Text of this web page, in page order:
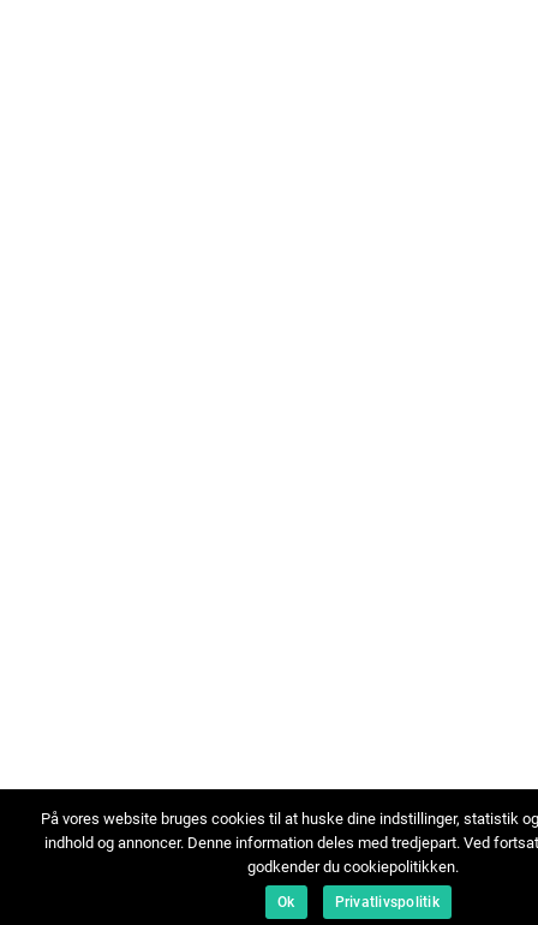
På vores website bruges cookies til at huske dine indstillinger, statistik
indhold og annoncer. Denne information deles med tredjepart. Ved
godkender du cookiepolitikken.
Ok Privatlivspolitik